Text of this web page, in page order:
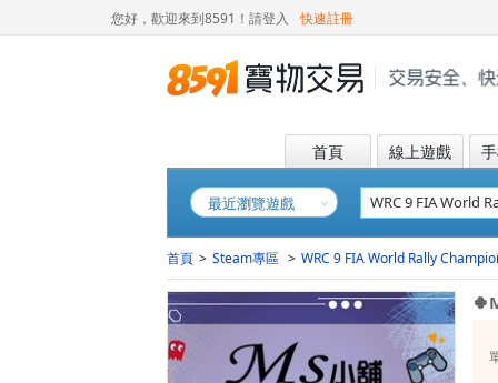
您好，歡迎來到8591！ 請登入 快速註冊
首頁 線上遊戲
最近瀏覽遊戲
首頁 > Steam專區 > WRC 9 FIA World Rally